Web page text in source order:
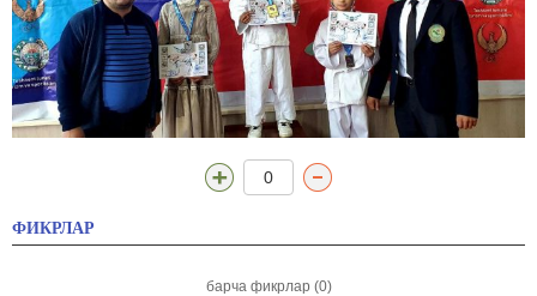
0
ФИКРЛАР
барча фикрлар (0)